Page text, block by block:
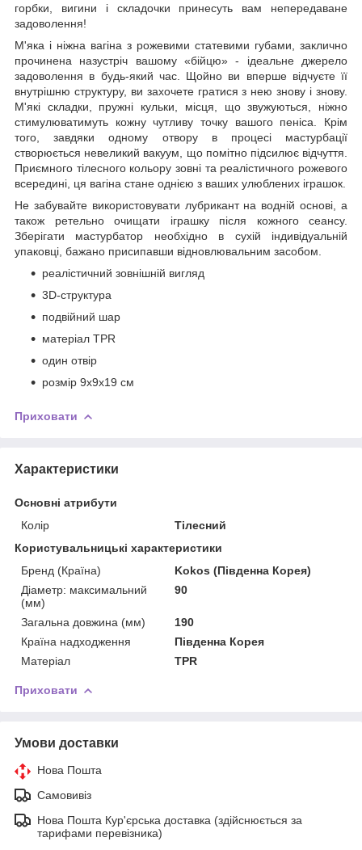
горбки, вигини і складочки принесуть вам непередаване
задоволення!
М'яка і ніжна вагіна з рожевими статевими губами, заклично
прочинена назустріч вашому «бійцю» - ідеальне джерело
задоволення в будь-який час. Щойно ви вперше відчуєте її
внутрішню структуру, ви захочете гратися з нею знову і знову.
М'які складки, пружні кульки, місця, що звужуються, ніжно
стимулюватимуть кожну чутливу точку вашого пеніса. Крім
того, завдяки одному отвору в процесі мастурбації
створюється невеликий вакуум, що помітно підсилює відчуття.
Приємного тілесного кольору зовні та реалістичного рожевого
всередині, ця вагіна стане однією з ваших улюблених іграшок.
Не забувайте використовувати лубрикант на водній основі, а
також ретельно очищати іграшку після кожного сеансу.
Зберігати мастурбатор необхідно в сухій індивідуальній
упаковці, бажано присипавши відновлювальним засобом.
реалістичний зовнішній вигляд
3D-структура
подвійний шар
матеріал TPR
один отвір
розмір 9х9х19 см
Приховати
Характеристики
Основні атрибути
Колір
Тілесний
Користувальницькі характеристики
Бренд (Країна)
Kokos (Південна Корея)
Діаметр: максимальний
(мм)
90
Загальна довжина (мм)
190
Країна надходження
Південна Корея
Матеріал
TPR
Приховати
Умови доставки
Нова Пошта
Самовивіз
Нова Пошта Кур'єрська доставка (здійснюється за
тарифами перевізника)